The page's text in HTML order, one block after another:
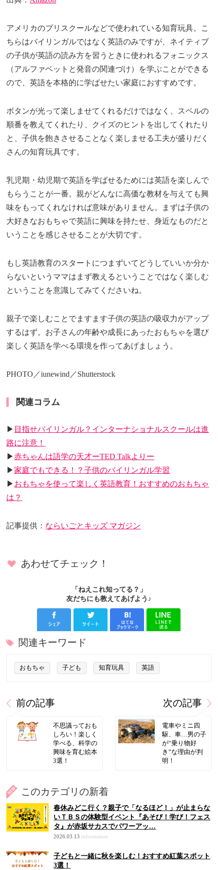
アメリカのプリスクールなどで使われている知育玩具。こ
ちらはバイリンガルではなく英語のみですが、ネイティブ
の子供が英語の読み方を習うときに使われるフォニックス
（アルファベットと発音の関連づけ）を学ぶことができる
ので、英語を本格的に学ばせたい家庭におすすめです。
ボタンが光って楽しませてくれるだけではなく、スペルの
順番を教えてくれたり、クイズのヒントを出してくれたり
と、子供を飽きさせることなく楽しませる工夫が盛りだく
さんの知育玩具です。
乳児期・幼児期で英語を学ばせるためには英語を楽しんで
もらうことが一番。親がどんなに高価な教材を与えても興
味をもってくれなければ意味がありません。まずは子供の
大好きなおもちゃで英語に興味を持たせ、身近なものだと
いうことを感じさせることが大切です。
もし英語教育のスタートにつまずいてどうしていいか分か
らないというママはまず教えるということではなく楽しむ
ということを意識してみてくださいね。
親子で楽しむことでますます子供の英語の吸収力がアップ
するはず。お子さんの年齢や成長にあったおもちゃを選び
楽しく英語を学べる環境を作ってあげましょう。
PHOTO／iunewind／Shutterstock
関連コラム
▶ 目指せバイリンガル？インターナショナルスクールは進
路に注意！
▶赤ちゃんは語学の天才ーTED Talkよりー
▶家庭でもできる！？子供のバイリンガル学習
▶ おもちゃを使って楽しく英語教育！おすすめのおもちゃ
は？
記事提供： ならいごとキッズ マガジン
あわせてチェック！
「ねえこれ知ってる？」
友だちにも教えてあげよう♪
関連キーワード
おもちゃ 子ども 知育玩具 英語
前の記事
不思議っておも
しろい！楽しく
学べる、科学の
興味を育む絵本
3選！
次の記事
電車やミニ四
駆、車…男の子
が“乗り物好
き”な理由が判
明！
このカテゴリの新着
春休みどこ行く？親子で「なるほど！」が止まらな
いＴＢＳの体験型イベント『あそび！学び！フェス
タ』が赤坂サカスでパワーアッ…
2026.03.13 information
子どもと一緒に秋を楽しむ！おすすめ紅葉スポット
3選！